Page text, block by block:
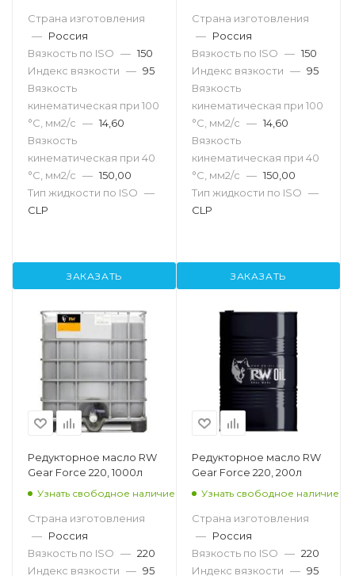
Страна изготовления
— Россия
Вязкость по ISO — 150
Индекс вязкости — 95
Вязкость
кинематическая при 100
°С, мм2/с — 14,60
Вязкость
кинематическая при 40
°С, мм2/с — 150,00
Тип жидкости по ISO —
CLP
ЗАКАЗАТЬ
Страна изготовления
— Россия
Вязкость по ISO — 150
Индекс вязкости — 95
Вязкость
кинематическая при 100
°С, мм2/с — 14,60
Вязкость
кинематическая при 40
°С, мм2/с — 150,00
Тип жидкости по ISO —
CLP
ЗАКАЗАТЬ
Редукторное масло RW
Gear Force 220, 1000л
Узнать свободное наличие
Страна изготовления
— Россия
Вязкость по ISO — 220
Индекс вязкости — 95
Редукторное масло RW
Gear Force 220, 200л
Узнать свободное наличие
Страна изготовления
— Россия
Вязкость по ISO — 220
Индекс вязкости — 95